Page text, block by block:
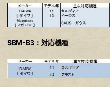
SBM-B3：対応機種